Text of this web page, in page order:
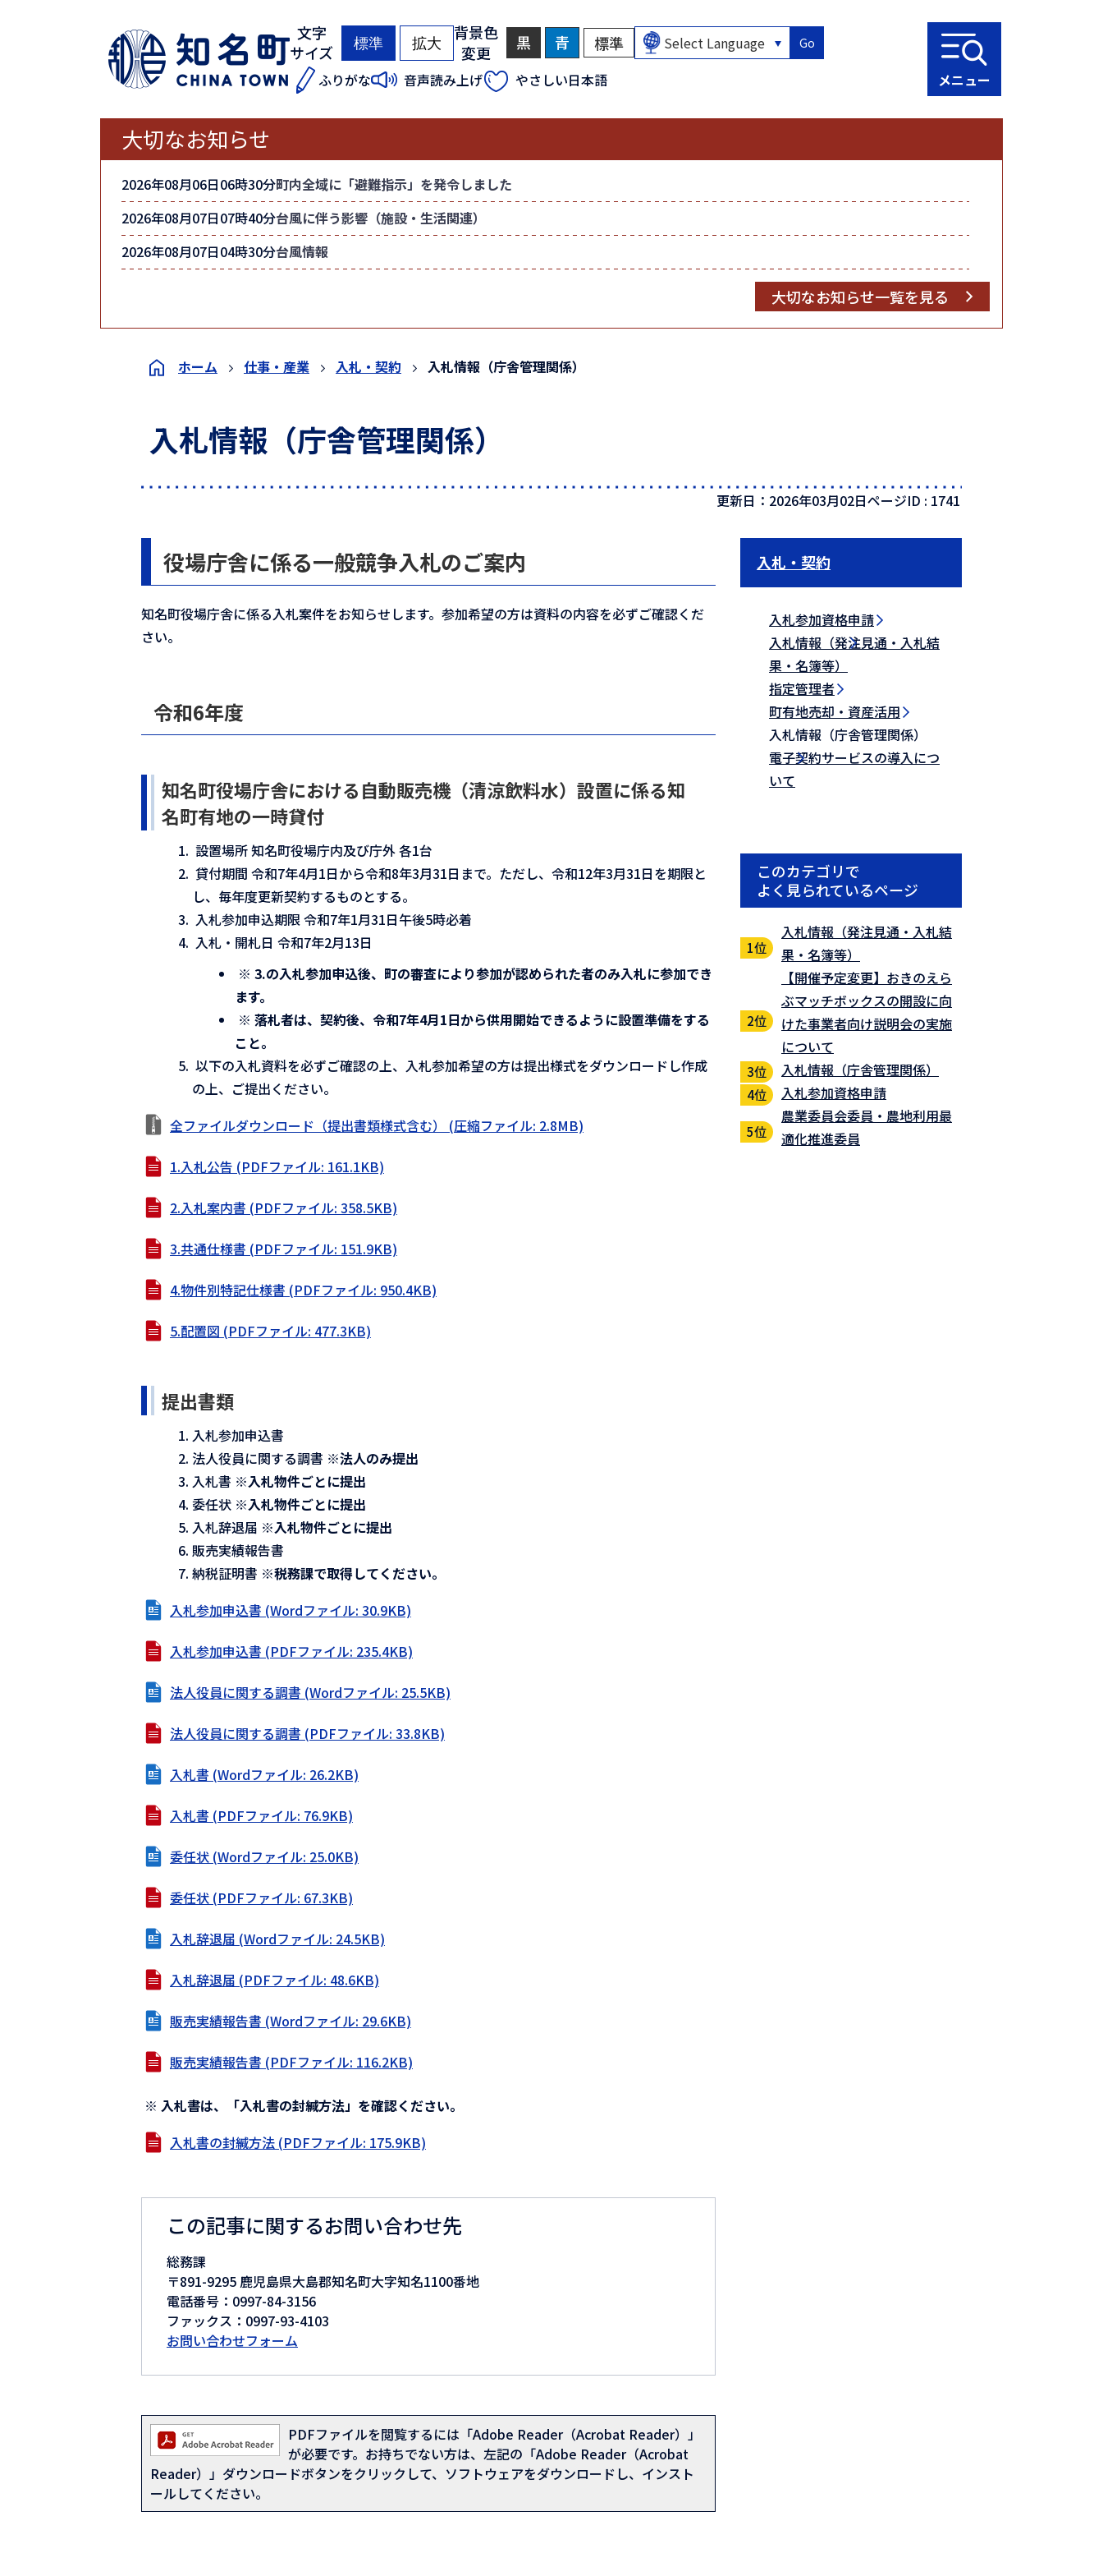
文字
サイズ
標準
（
期
拡大
（
期
背景色
変更
黒
景
色
を
色
る
青
景
色
を
色
る
標準
景
に
Go
ふりがな 音声読み上げ やさしい日本語 メニュー
大切なお知らせ
2026年08月06日06時30分町内全域に「避難指示」を発令しました
2026年08月07日07時40分台風に伴う影響（施設・生活関連）
2026年08月07日04時30分台風情報
大切なお知らせ一覧を見る
ホーム 仕事・産業 入札・契約 入札情報（庁舎管理関係）
入札情報（庁舎管理関係）
更新日：2026年03月02日ページID : 1741
役場庁舎に係る一般競争入札のご案内
知名町役場庁舎に係る入札案件をお知らせします。参加希望の方は資料の内容を必ずご確認くだ
さい。
令和6年度
知名町役場庁舎における自動販売機（清涼飲料水）設置に係る知
名町有地の一時貸付
設置場所 知名町役場庁内及び庁外 各1台
貸付期間 令和7年4月1日から令和8年3月31日まで。ただし、令和12年3月31日を期限と
し、毎年度更新契約するものとする。
入札参加申込期限 令和7年1月31日午後5時必着
入札・開札日 令和7年2月13日
※ 3.の入札参加申込後、町の審査により参加が認められた者のみ入札に参加でき
ます。
※ 落札者は、契約後、令和7年4月1日から供用開始できるように設置準備をする
こと。
以下の入札資料を必ずご確認の上、入札参加希望の方は提出様式をダウンロードし作成
の上、ご提出ください。
全ファイルダウンロード（提出書類様式含む） (圧縮ファイル: 2.8MB)
1.入札公告 (PDFファイル: 161.1KB)
2.入札案内書 (PDFファイル: 358.5KB)
3.共通仕様書 (PDFファイル: 151.9KB)
4.物件別特記仕様書 (PDFファイル: 950.4KB)
5.配置図 (PDFファイル: 477.3KB)
提出書類
入札参加申込書
法人役員に関する調書 ※法人のみ提出
入札書 ※入札物件ごとに提出
委任状 ※入札物件ごとに提出
入札辞退届 ※入札物件ごとに提出
販売実績報告書
納税証明書 ※税務課で取得してください。
入札参加申込書 (Wordファイル: 30.9KB)
入札参加申込書 (PDFファイル: 235.4KB)
法人役員に関する調書 (Wordファイル: 25.5KB)
法人役員に関する調書 (PDFファイル: 33.8KB)
入札書 (Wordファイル: 26.2KB)
入札書 (PDFファイル: 76.9KB)
委任状 (Wordファイル: 25.0KB)
委任状 (PDFファイル: 67.3KB)
入札辞退届 (Wordファイル: 24.5KB)
入札辞退届 (PDFファイル: 48.6KB)
販売実績報告書 (Wordファイル: 29.6KB)
販売実績報告書 (PDFファイル: 116.2KB)
※ 入札書は、「入札書の封緘方法」を確認ください。
入札書の封緘方法 (PDFファイル: 175.9KB)
この記事に関するお問い合わせ先
総務課
〒891-9295 鹿児島県大島郡知名町大字知名1100番地
電話番号：0997-84-3156
ファックス：0997-93-4103
お問い合わせフォーム
PDFファイルを閲覧するには「Adobe Reader（Acrobat Reader）」
が必要です。お持ちでない方は、左記の「Adobe Reader（Acrobat
Reader）」ダウンロードボタンをクリックして、ソフトウェアをダウンロードし、インスト
ールしてください。
入札・契約
入札参加資格申請
入札情報（発注見通・入札結
果・名簿等）
指定管理者
町有地売却・資産活用
入札情報（庁舎管理関係）
電子契約サービスの導入につ
いて
このカテゴリで
よく見られているページ
入札情報（発注見通・入札結
果・名簿等）
【開催予定変更】おきのえら
ぶマッチボックスの開設に向
けた事業者向け説明会の実施
について
入札情報（庁舎管理関係）
入札参加資格申請
農業委員会委員・農地利用最
適化推進委員